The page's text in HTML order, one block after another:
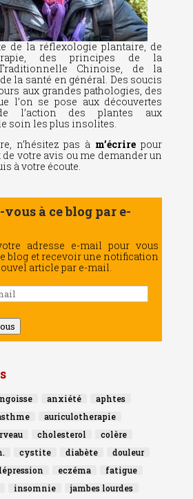
de la réflexologie plantaire, de
des principes de la
Chinoise, de la
la santé en général. Des soucis
aux grandes pathologies, des
l’on se pose aux découvertes
l’action des plantes aux
soin les plus insolites.
n’hésitez pas à m’écrire pour
de votre avis ou me demander un
à votre écoute.
à ce blog par e-
adresse e-mail pour vous
blog et recevoir une notification
article par e-mail.
anxiété
aphtes
auriculotherapie
cholesterol
colère
cystite diabète
douleur
eczéma
fatigue
insomnie
jambes lourdes